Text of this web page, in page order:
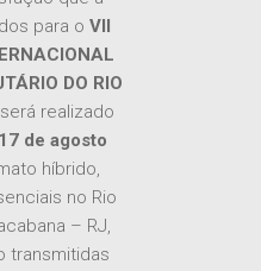
para o VII
DO RIO
realizado
de agosto
híbrido,
no Rio
– RJ,
transmitidas